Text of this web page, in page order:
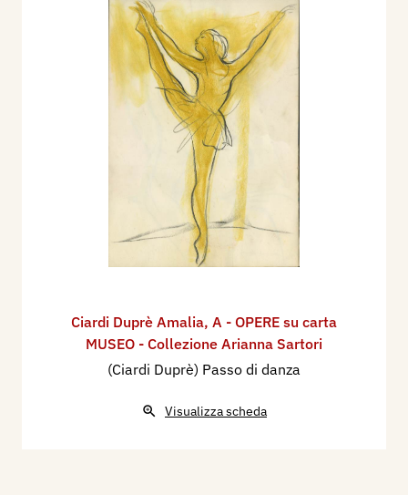
Ciardi Duprè Amalia, A - OPERE su carta
MUSEO - Collezione Arianna Sartori
(Ciardi Duprè) Passo di danza
Visualizza scheda